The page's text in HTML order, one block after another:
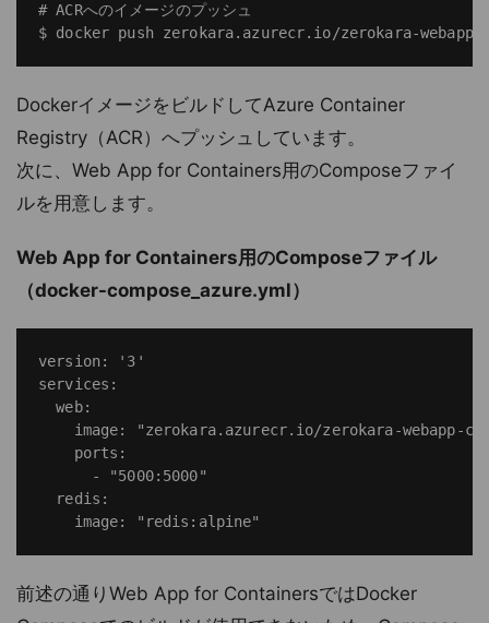
# ACRへのイメージのプッシュ
DockerイメージをビルドしてAzure Container
Registry（ACR）へプッシュしています。
次に、Web App for Containers用のComposeファイ
ルを用意します。
Web App for Containers用のComposeファイル
（docker-compose_azure.yml）
version: '3'
services:
  web:
image: "zerokara.azurecr.io/zerokara-webapp-
    ports:
      - "5000:5000"
  redis:
前述の通りWeb App for ContainersではDocker